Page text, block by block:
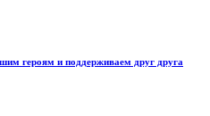
героям и поддерживаем друг друга